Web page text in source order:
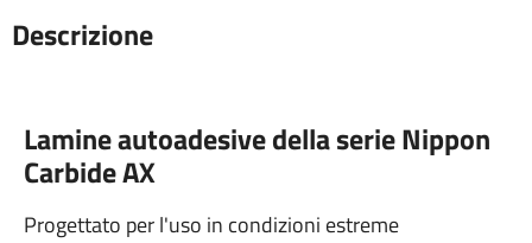
Descrizione
Lamine autoadesive della serie Nippon
Carbide AX
Progettato per l'uso in condizioni estreme